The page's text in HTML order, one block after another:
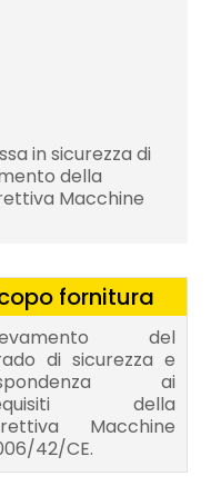
in sicurezza di
della
Macchine
fornitura
del
di sicurezza e
ai
della
Macchine
42/CE.